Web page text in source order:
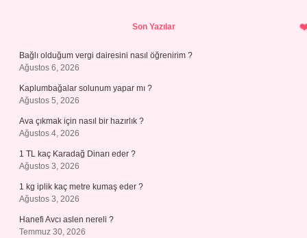
Son Yazılar
Bağlı olduğum vergi dairesini nasıl öğrenirim ?
Ağustos 6, 2026
Kaplumbağalar solunum yapar mı ?
Ağustos 5, 2026
Ava çıkmak için nasıl bir hazırlık ?
Ağustos 4, 2026
1 TL kaç Karadağ Dinarı eder ?
Ağustos 3, 2026
1 kg iplik kaç metre kumaş eder ?
Ağustos 3, 2026
Hanefi Avcı aslen nereli ?
Temmuz 30, 2026